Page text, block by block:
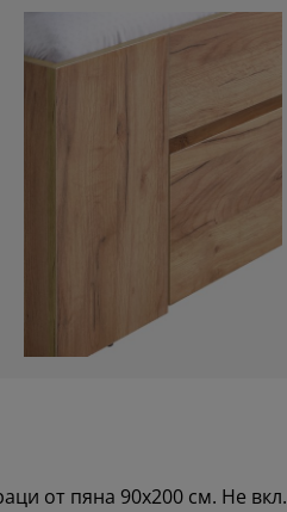
от пяна 90x200 см. Не вкл.